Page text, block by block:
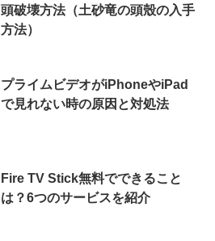
頭破壊方法（土砂竜の頭殼の入手
方法）
プライムビデオがiPhoneやiPad
で見れない時の原因と対処法
Fire TV Stick無料でできること
は？6つのサービスを紹介